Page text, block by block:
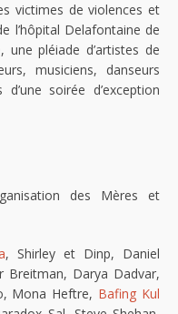
victimes de violences et
l’hôpital Delafontaine de
pléiade d’artistes de
musiciens, danseurs
soirée d’exception
des Mères et
, Shirley et Dinp, Daniel
Breitman, Darya Dadvar,
Mona Heftre, Bafing Kul